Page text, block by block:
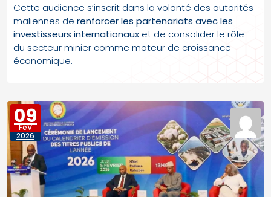
Cette audience s’inscrit dans la volonté des autorités
maliennes de renforcer les partenariats avec les
investisseurs internationaux et de consolider le rôle
du secteur minier comme moteur de croissance
économique.
09
FéV
2026